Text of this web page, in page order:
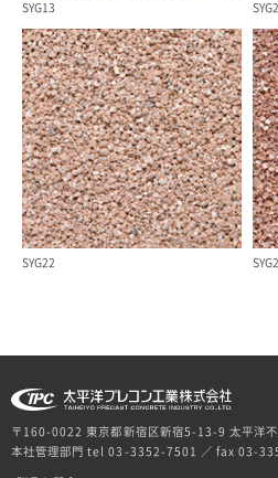
SYG13
SYG22
〒160-0022 東京都新宿区新宿5-13-9 太平洋
本社管理部門 tel 03-3352-7501 ／ fax 03-